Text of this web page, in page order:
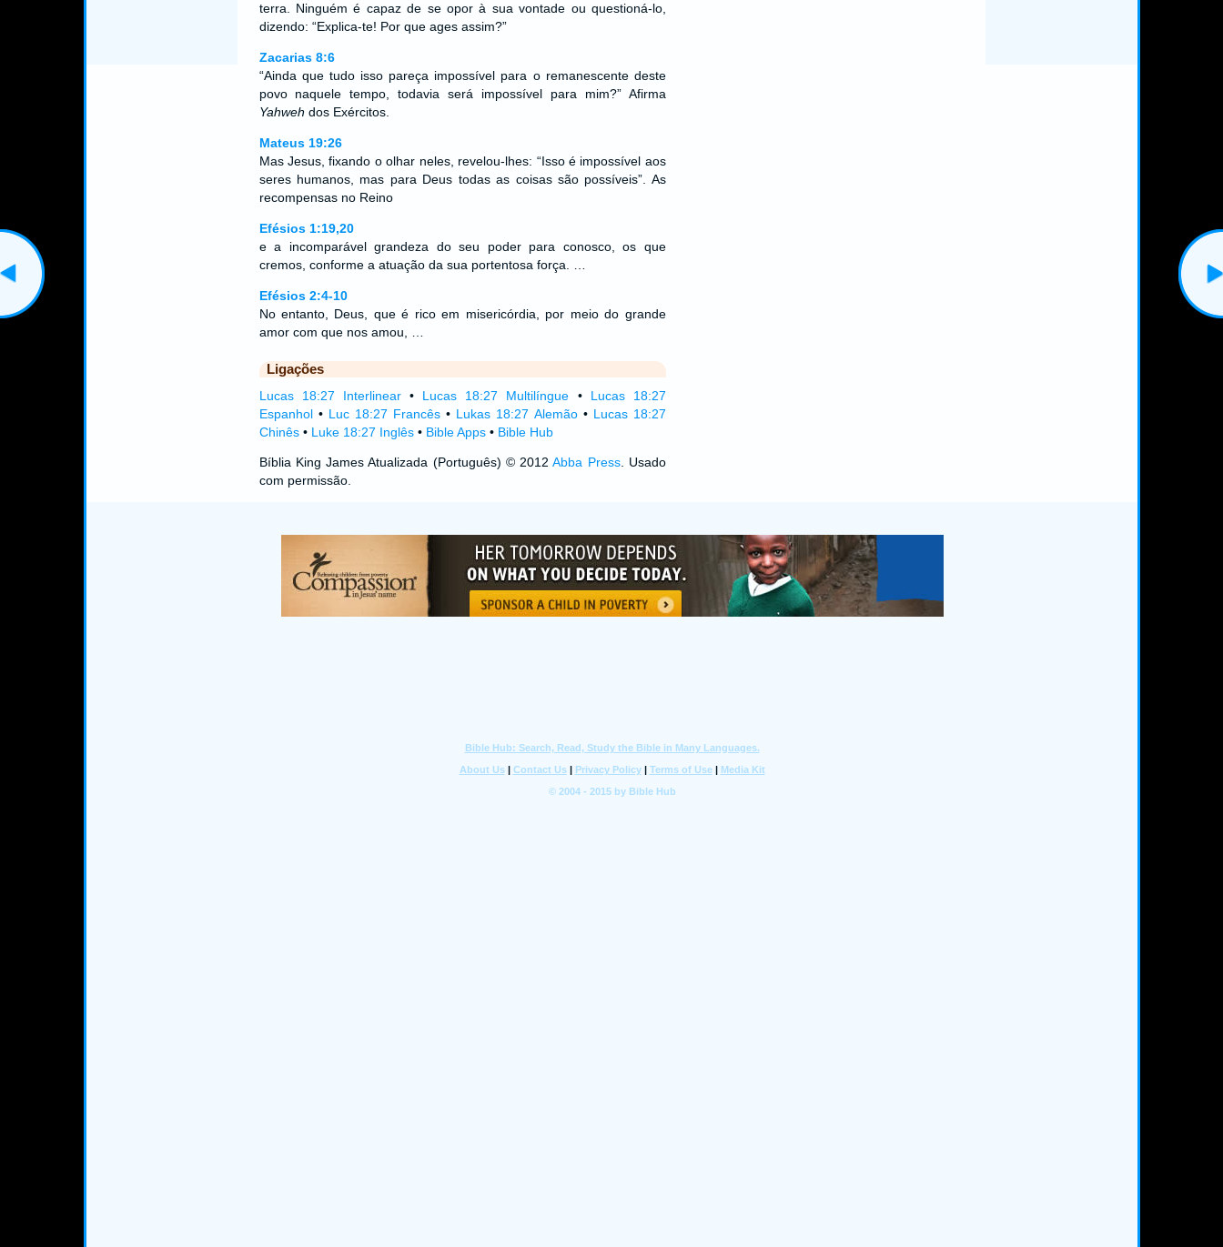
terra. Ninguém é capaz de se opor à sua vontade ou questioná-lo,
dizendo: “Explica-te! Por que ages assim?”
Zacarias 8:6
“Ainda que tudo isso pareça impossível para o remanescente deste
povo naquele tempo, todavia será impossível para mim?” Afirma
Yahweh dos Exércitos.
Mateus 19:26
Mas Jesus, fixando o olhar neles, revelou-lhes: “Isso é impossível aos
seres humanos, mas para Deus todas as coisas são possíveis”. As
recompensas no Reino
Efésios 1:19,20
e a incomparável grandeza do seu poder para conosco, os que
cremos, conforme a atuação da sua portentosa força. …
Efésios 2:4-10
No entanto, Deus, que é rico em misericórdia, por meio do grande
amor com que nos amou, …
Ligações
Lucas 18:27 Interlinear• Lucas 18:27 Multilíngue • Lucas 18:27
Espanhol• Luc 18:27 Francês • Lukas 18:27 Alemão• Lucas 18:27
Chinês• Luke 18:27 Inglês• Bible Apps• Bible Hub
Bíblia King James Atualizada (Português) © 2012Abba Press. Usado
com permissão.